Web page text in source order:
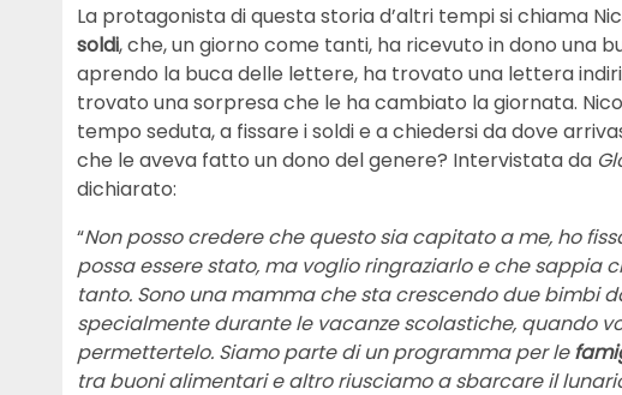
La protagonista di questa storia d’altri tempi si chiama
soldi, che, un giorno come tanti, ha ricevuto in dono una
aprendo la buca delle lettere, ha trovato una lettera
trovato una sorpresa che le ha cambiato la giornata.
tempo seduta, a fissare i soldi e a chiedersi da dove
che le aveva fatto un dono del genere? Intervistata da
dichiarato:
“Non posso credere che questo sia capitato a me, ho
possa essere stato, ma voglio ringraziarlo e che sappia
tanto. Sono una mamma che sta crescendo due bimbi
specialmente durante le vacanze scolastiche, quando
permettertelo. Siamo parte di un programma per le
tra buoni alimentari e altro riusciamo a sbarcare il